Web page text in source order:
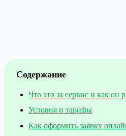
Содержание
Что это за сервис и как он
Условия и тарифы
Как оформить заявку